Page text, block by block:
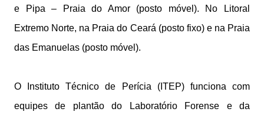
e Pipa – Praia do Amor (posto móvel). No Litoral
Extremo Norte, na Praia do Ceará (posto fixo) e na Praia
das Emanuelas (posto móvel).
O Instituto Técnico de Perícia (ITEP) funciona com
equipes de plantão do Laboratório Forense e da